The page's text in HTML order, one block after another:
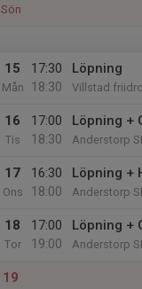
Sön
15
Mån
17:30
18:30
Löpning
Villstad
16
Tis
17:00
18:30
Löpning +
Anderstorp
17
Ons
16:30
18:00
Löpning +
Anderstorp
18
Tor
17:00
19:00
Löpning +
Anderstorp
19